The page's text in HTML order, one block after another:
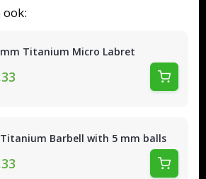
mm Titanium Micro Labret
Titanium Barbell with 5 mm balls